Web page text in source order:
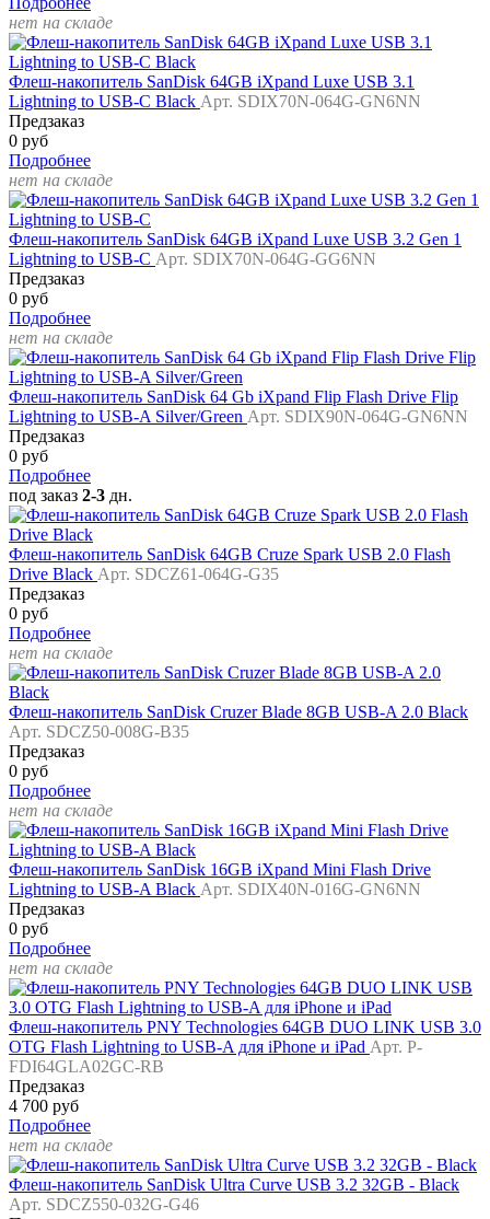
нет на складе
Флеш-накопитель SanDisk 64GB iXpand Luxe USB 3.1
Lightning to USB-C Black Арт. SDIX70N-064G-GN6NN
Предзаказ
0 руб
Подробнее
нет на складе
Флеш-накопитель SanDisk 64GB iXpand Luxe USB 3.2 Gen 1
Lightning to USB-C Арт. SDIX70N-064G-GG6NN
Предзаказ
0 руб
Подробнее
нет на складе
Флеш-накопитель SanDisk 64 Gb iXpand Flip Flash Drive Flip
Lightning to USB-A Silver/Green Арт. SDIX90N-064G-GN6NN
Предзаказ
0 руб
Подробнее
под заказ 2-3 дн.
Флеш-накопитель SanDisk 64GB Cruze Spark USB 2.0 Flash
Drive Black Арт. SDCZ61-064G-G35
Предзаказ
0 руб
Подробнее
нет на складе
Флеш-накопитель SanDisk Cruzer Blade 8GB USB-A 2.0 Black
Арт. SDCZ50-008G-B35
Предзаказ
0 руб
Подробнее
нет на складе
Флеш-накопитель SanDisk 16GB iXpand Mini Flash Drive
Lightning to USB-A Black Арт. SDIX40N-016G-GN6NN
Предзаказ
0 руб
Подробнее
нет на складе
Флеш-накопитель PNY Technologies 64GB DUO LINK USB 3.0
OTG Flash Lightning to USB-A для iPhone и iPad Арт. P-
FDI64GLA02GC-RB
Предзаказ
4 700 руб
Подробнее
нет на складе
Флеш-накопитель SanDisk Ultra Curve USB 3.2 32GB - Black
Арт. SDCZ550-032G-G46